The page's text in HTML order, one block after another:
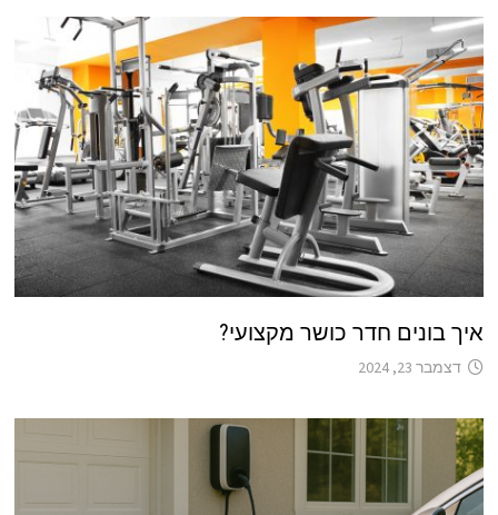
איך בונים חדר כושר מקצועי?
דצמבר 23, 2024